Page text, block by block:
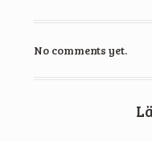
No comments yet.